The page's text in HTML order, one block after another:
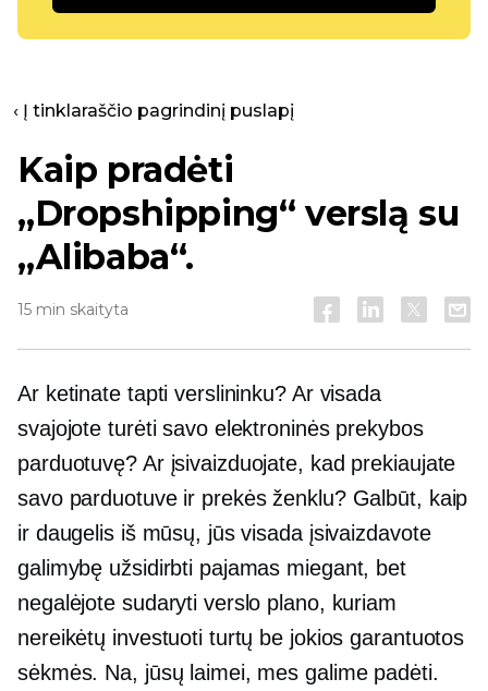
‹ Į tinklaraščio pagrindinį puslapį
Kaip pradėti
„Dropshipping“ verslą su
„Alibaba“.
15 min skaityta
Ar ketinate tapti verslininku? Ar visada
svajojote turėti savo elektroninės prekybos
parduotuvę? Ar įsivaizduojate, kad prekiaujate
savo parduotuve ir prekės ženklu? Galbūt, kaip
ir daugelis iš mūsų, jūs visada įsivaizdavote
galimybę užsidirbti pajamas miegant, bet
negalėjote sudaryti verslo plano, kuriam
nereikėtų investuoti turtų be jokios garantuotos
sėkmės. Na, jūsų laimei, mes galime padėti.